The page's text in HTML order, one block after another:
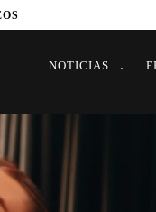
NOTICIAS